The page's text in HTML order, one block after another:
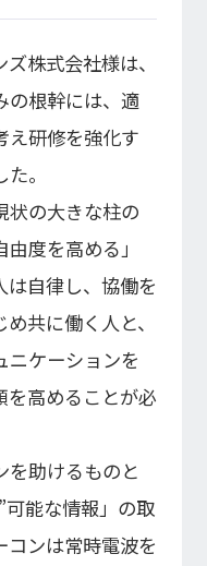
株式会社様は、
の根幹には、適
え研修を強化す
。
状の大きな柱の
度を高める」
は自律し、協働を
共に働く人と、
ニケーションを
を高めることが必
を助けるものと
可能な情報」の取
ンは常時電波を